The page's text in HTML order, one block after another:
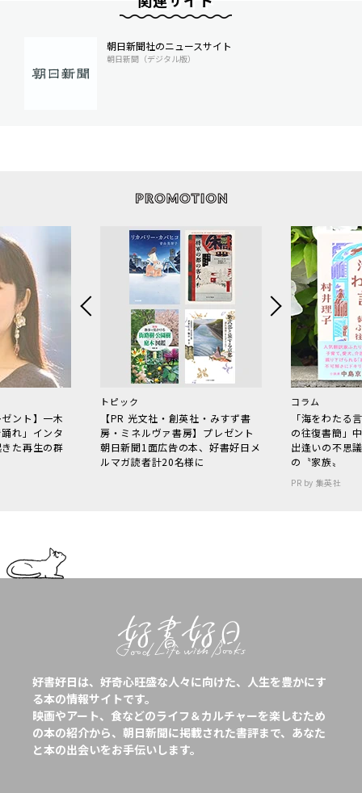
朝日新聞社のニュースサイト
朝日新聞（デジタル版）
ント】一木
れ」インタ
た再生の群
トピック
【PR 光文社・創英社・みすず書
房・ミネルヴァ書房】プレゼント
朝日新聞1面広告の本、好書好日メ
ルマガ読者計20名様に
コラム
「海をわた
の往復書簡」
出逢いの不思
の〝家族〟
PR by 集英社
好書好日は、好奇心旺盛な人々に向けた、人生を豊かにす
る本の情報サイトです。
映画やアート、食などのライフ＆カルチャーを楽しむため
の本の紹介から、朝日新聞に掲載された書評まで、あなた
と本の出会いをお手伝いします。